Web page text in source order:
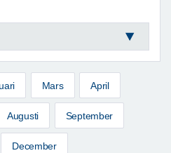
Mars April
Augusti September
December